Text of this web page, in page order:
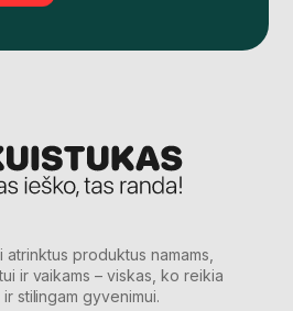
produktus namams,
ir vaikams – viskas, ko reikia
stilingam gyvenimui.